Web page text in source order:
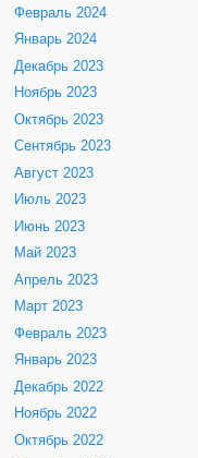
Февраль 2024
Январь 2024
Декабрь 2023
Ноябрь 2023
Октябрь 2023
Сентябрь 2023
Август 2023
Июль 2023
Июнь 2023
Май 2023
Апрель 2023
Март 2023
Февраль 2023
Январь 2023
Декабрь 2022
Ноябрь 2022
Октябрь 2022